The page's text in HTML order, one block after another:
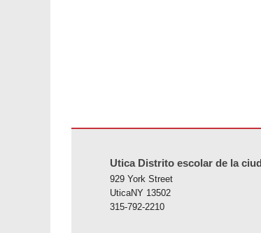
Utica Distrito escolar de la
929 York Street
UticaNY 13502
315-792-2210